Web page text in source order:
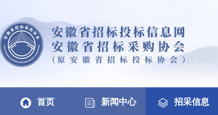
首页 新闻中心 招采信息